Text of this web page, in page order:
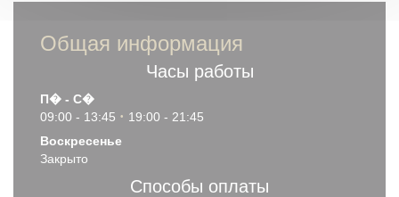
Общая информация
Часы работы
П� - С�
09:00 - 13:45 •
19:00 - 21:45
Воскресенье
Закрыто
Способы оплаты